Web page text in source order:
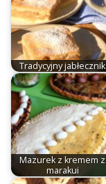
Tradycyjny jabłecznik
Mazurek z kremem z
marakui